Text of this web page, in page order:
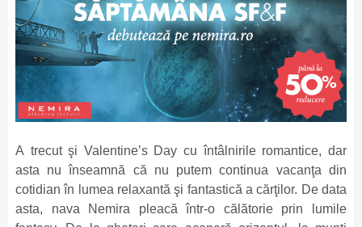
A trecut şi Valentine’s Day cu întâlnirile romantice, dar
asta nu înseamnă că nu putem continua vacanţa din
cotidian în lumea relaxantă şi fantastică a cărţilor. De data
asta, nava Nemira pleacă într-o călătorie prin lumile